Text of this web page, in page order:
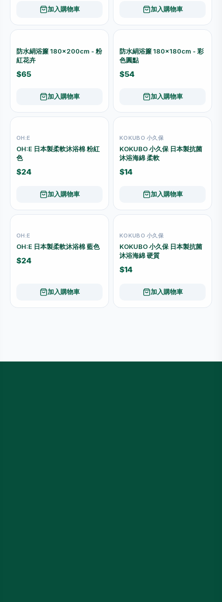
加入購物車 加入購物車
防水絹浴簾 180×200cm - 粉
紅花卉
$65
加入購物車
防水絹浴簾 180×180cm - 彩
色圓點
$54
加入購物車
OH:E
OH:E 日本製柔軟沐浴棉 粉紅
色
$24
加入購物車
KOKUBO 小久保
KOKUBO 小久保 日本製抗菌
沐浴海綿 柔軟
$14
加入購物車
OH:E
OH:E 日本製柔軟沐浴棉 藍色
$24
加入購物車
KOKUBO 小久保
KOKUBO 小久保 日本製抗菌
沐浴海綿 硬質
$14
加入購物車